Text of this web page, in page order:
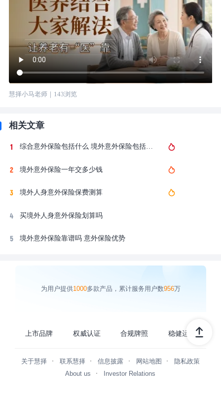
慧择小马老师｜ 143浏览
相关文章
综合意外保险包括什么 境外意外保险包括什么
境外意外保险一年交多少钱
境外人身意外保险保费测算
买境外人身意外保险划算吗
境外意外保险靠谱吗 意外保险优势
为用户提供1000多款产品，累计服务用户数956万
上市品牌 权威认证 合规牌照 稳健运营
关于慧择 联系慧择 信息披露 网站地图
隐私政策
About us
Investor Relations